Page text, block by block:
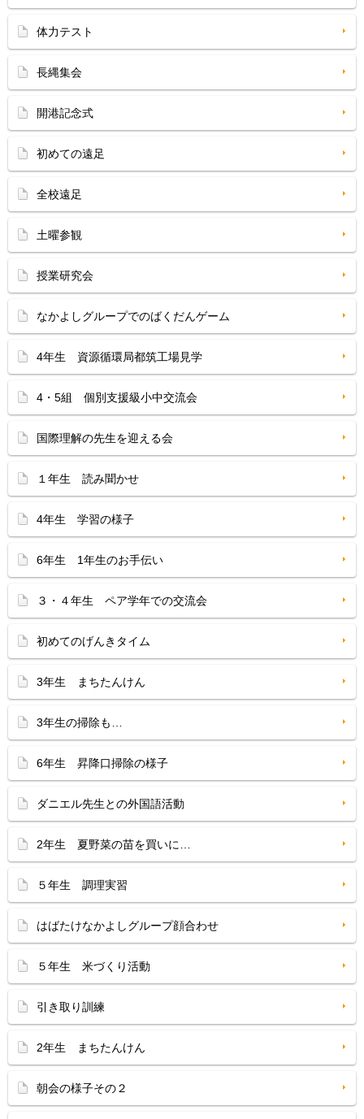
体力テスト
長縄集会
開港記念式
初めての遠足
全校遠足
土曜参観
授業研究会
なかよしグループでのばくだんゲーム
4年生 資源循環局都筑工場見学
4・5組 個別支援級小中交流会
国際理解の先生を迎える会
１年生 読み聞かせ
4年生 学習の様子
6年生 1年生のお手伝い
３・４年生 ペア学年での交流会
初めてのげんきタイム
3年生 まちたんけん
3年生の掃除も…
6年生 昇降口掃除の様子
ダニエル先生との外国語活動
2年生 夏野菜の苗を買いに…
５年生 調理実習
はばたけなかよしグループ顔合わせ
５年生 米づくり活動
引き取り訓練
2年生 まちたんけん
朝会の様子その２